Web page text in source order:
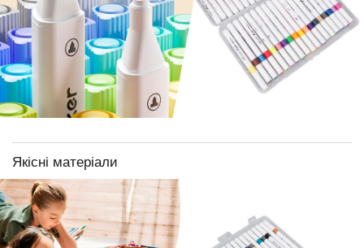
Якісні матеріали